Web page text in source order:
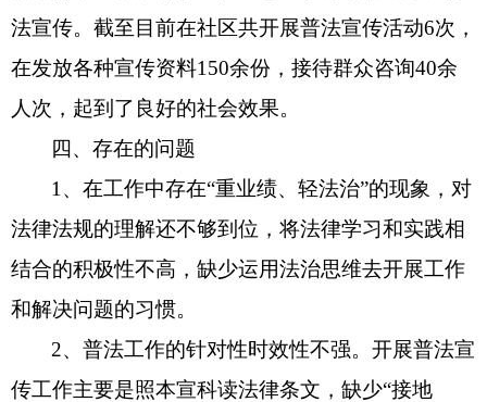
法宣传。截至目前在社区共开展普法宣传活动6次，
在发放各种宣传资料150余份，接待群众咨询40余
人次， 起到 了良好的社会效果。
四 、存在的问题
1、在工作中存在“重业绩、轻法治”的现象，对
法律法规的理解还不够到位，将法律学习和实践相
结合的积极性不高，缺少运用法治思维去开展工作
和解决问题的习惯。
2、普法工作的针对性时效性不强。开展普法宣
传工作主要是照本宣科读法律条文，缺少“接地